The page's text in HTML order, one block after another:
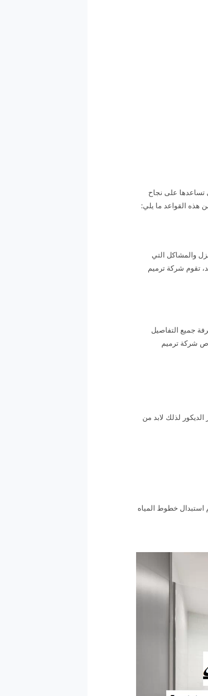
تساعدها على نجاح
هذه القواعد ما يلي:
والمشاكل التي
تقوم شركة ترميم
جميع التفاصيل
شركة ترميم
لذلك لابد من
استبدال خطوط المياه